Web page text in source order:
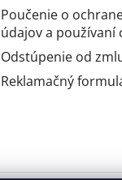
Poučenie o
údajov a používaní
Odstúpenie od
Reklamačný